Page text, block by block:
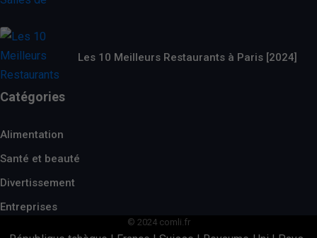
Les 10 Meilleurs Restaurants à Paris [2024]
Catégories
Alimentation
Santé et beauté
Divertissement
Entreprises
© 2024 comli.fr